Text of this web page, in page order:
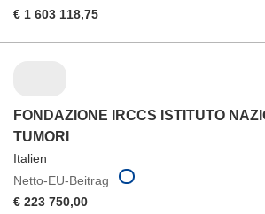
€ 1 603 118,75
FONDAZIONE IRCCS ISTITUTO
TUMORI
Italien
Netto-EU-Beitrag
€ 223 750,00